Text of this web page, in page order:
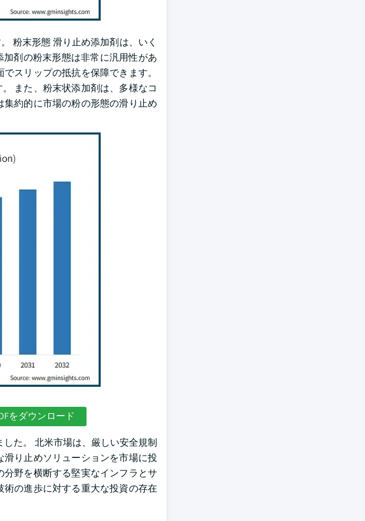
粉末形態 滑り止め添加剤は、いく
剤の粉末形態は非常に汎用性があ
スリップの抵抗を保障できます。
また、粉末状添加剤は、多様なコ
約的に市場の粉の形態の滑り止め
をダウンロード
した。 北米市場は、厳しい安全規制
り止めソリューションを市場に投
野を横断する堅実なインフラとサ
の進歩に対する重大な投資の存在